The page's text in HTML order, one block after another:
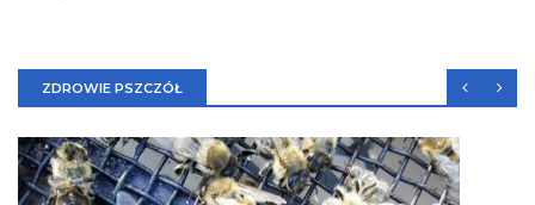
ZDROWIE PSZCZÓŁ